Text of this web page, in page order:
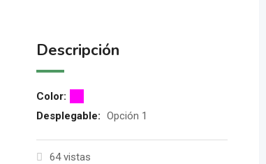
Descripción
Color:
Desplegable: Opción 1
64 vistas